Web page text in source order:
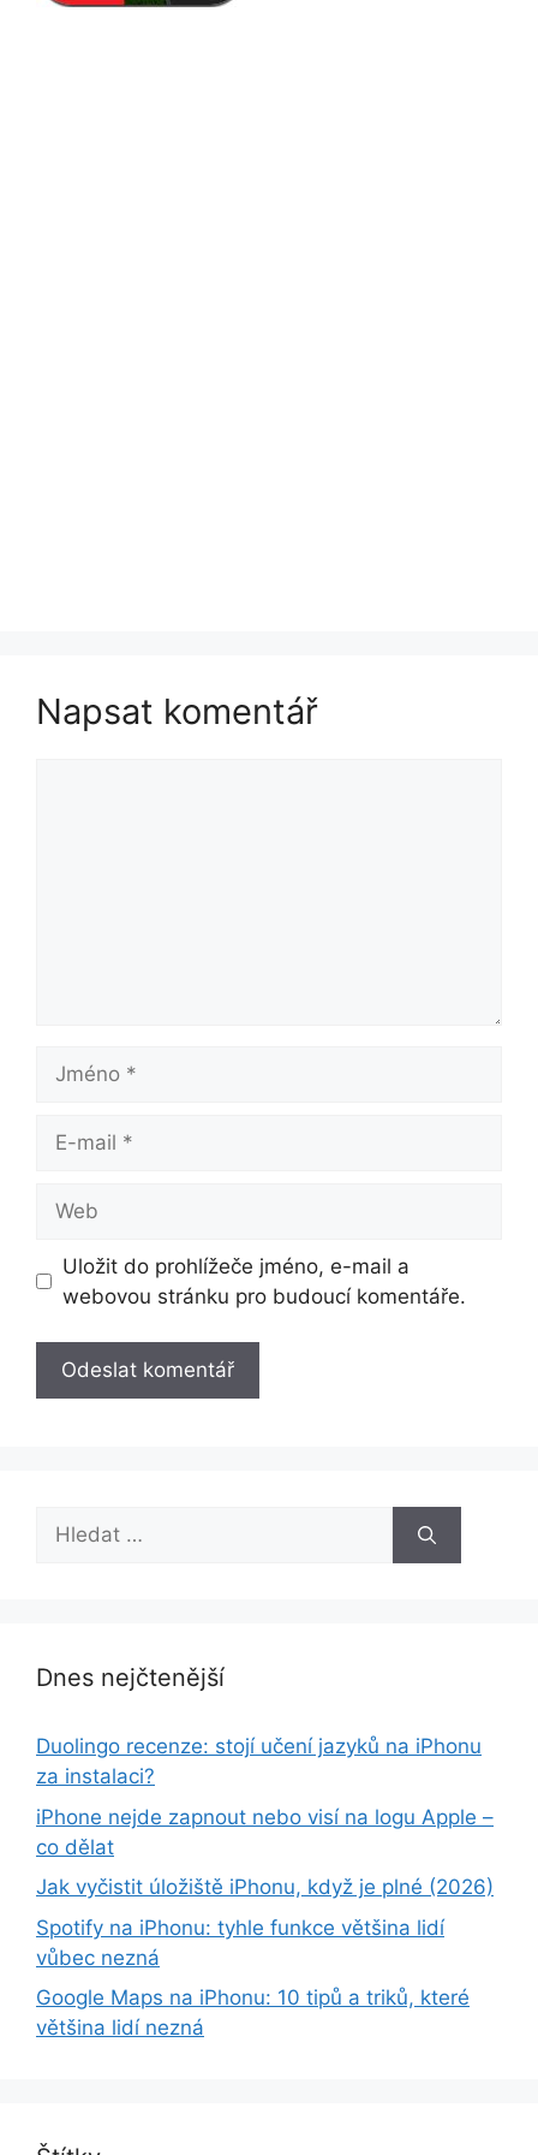
Napsat komentář
Jméno
mail
Uložit do prohlížeče jméno, e-mail a
webovou stránku pro budoucí komentáře.
Hledat:
Dnes nejčtenější
Duolingo recenze: stojí učení jazyků na iPhonu
za instalaci?
iPhone nejde zapnout nebo visí na logu Apple –
co dělat
Jak vyčistit úložiště iPhonu, když je plné (2026)
Spotify na iPhonu: tyhle funkce většina lidí
vůbec nezná
Google Maps na iPhonu: 10 tipů a triků, které
většina lidí nezná